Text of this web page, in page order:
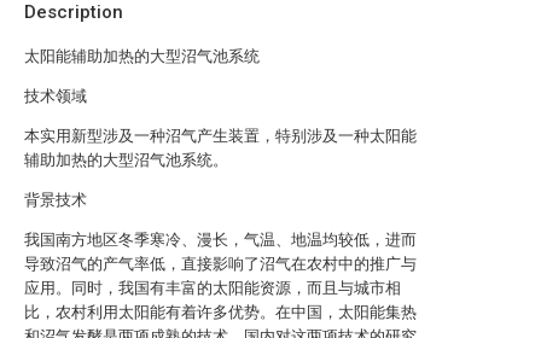
Description
太阳能辅助加热的大型沼气池系统
技术领域
本实用新型涉及一种沼气产生装置，特别涉及一种太阳能
辅助加热的大型沼气池系统。
背景技术
我国南方地区冬季寒冷、漫长，气温、地温均较低，进而
导致沼气的产气率低，直接影响了沼气在农村中的推广与
应用。同时，我国有丰富的太阳能资源，而且与城市相
比，农村利用太阳能有着许多优势。在中国，太阳能集热